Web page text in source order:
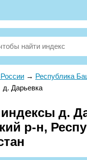
→ Республика
д. Дарьевка
д.
р-н,